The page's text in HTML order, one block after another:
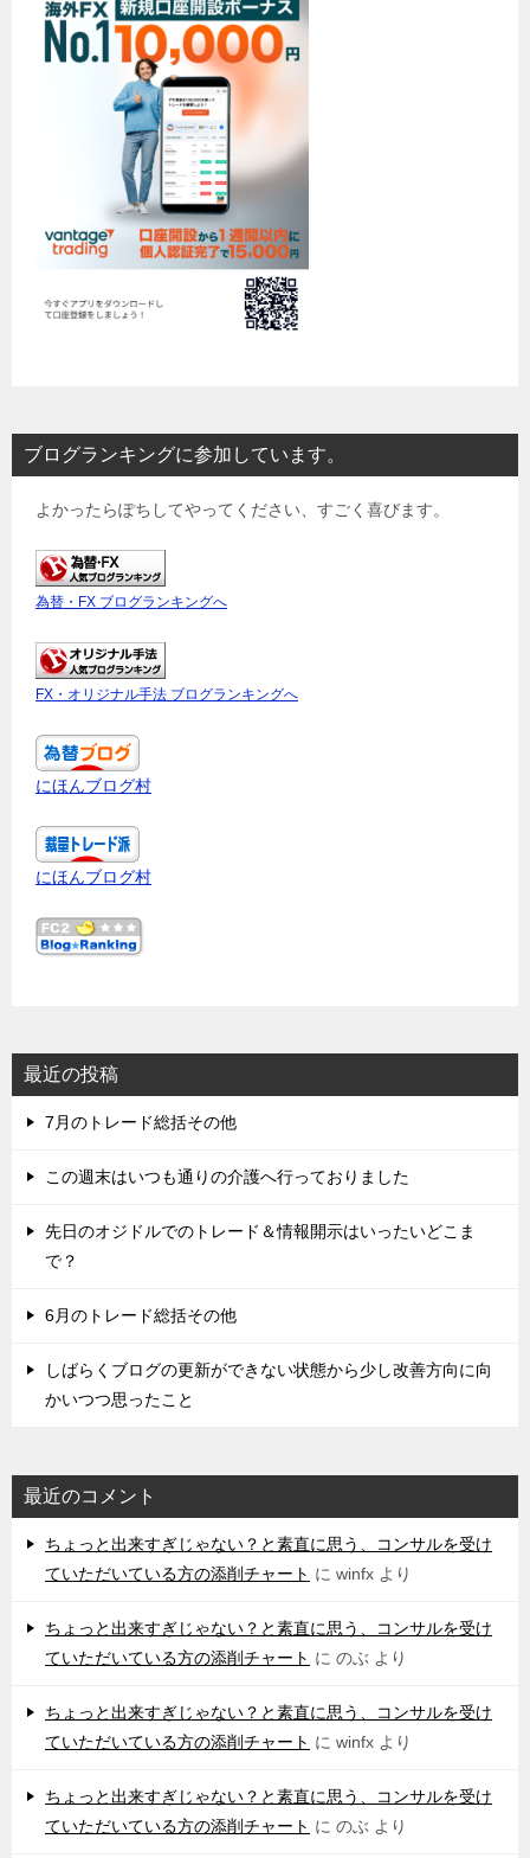
ブログランキングに参加しています。
よかったらぽちしてやってください、すごく喜びます。
為替・FX ブログランキングへ
FX・オリジナル手法 ブログランキングへ
にほんブログ村
にほんブログ村
最近の投稿
7月のトレード総括その他
この週末はいつも通りの介護へ行っておりました
先日のオジドルでのトレード＆情報開示はいったいどこま
で？
6月のトレード総括その他
しばらくブログの更新ができない状態から少し改善方向に向
かいつつ思ったこと
最近のコメント
ちょっと出来すぎじゃない？と素直に思う、コンサルを受け
ていただいている方の添削チャート に winfx より
ちょっと出来すぎじゃない？と素直に思う、コンサルを受け
ていただいている方の添削チャート に のぶ より
ちょっと出来すぎじゃない？と素直に思う、コンサルを受け
ていただいている方の添削チャート に winfx より
ちょっと出来すぎじゃない？と素直に思う、コンサルを受け
ていただいている方の添削チャート に のぶ より